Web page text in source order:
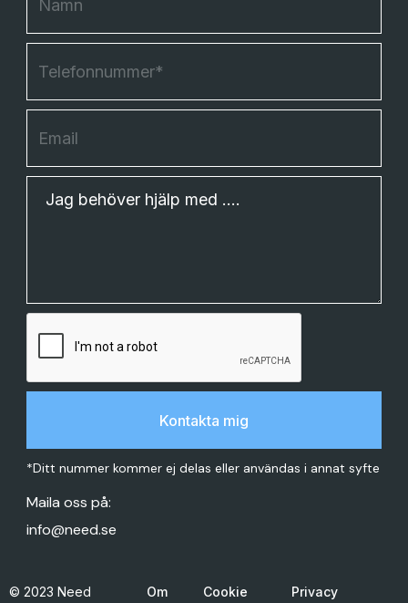
*Ditt nummer kommer ej delas eller användas i annat syfte
Maila oss på:
info@need.se
© 2023 Need Om Cookie Privacy